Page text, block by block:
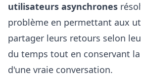
utilisateurs asynchrones
problème en permettant aux
partager leurs retours selon
du temps tout en conservant
d'une vraie conversation.